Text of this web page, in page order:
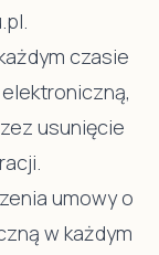
.
czasie
usunięcie
umowy o
w każdym